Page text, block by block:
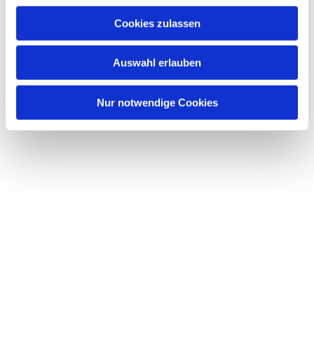
Cookies zulassen
Auswahl erlauben
Nur notwendige Cookies
Dies könnte Sie auch
interessieren